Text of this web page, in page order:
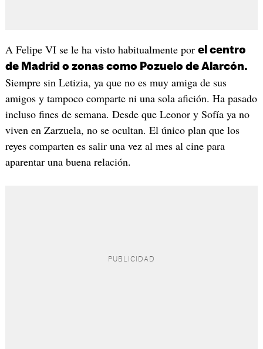
A Felipe VI se le ha visto habitualmente por el centro
de Madrid o zonas como Pozuelo de Alarcón.
Siempre sin Letizia, ya que no es muy amiga de sus
amigos y tampoco comparte ni una sola afición. Ha pasado
incluso fines de semana. Desde que Leonor y Sofía ya no
viven en Zarzuela, no se ocultan. El único plan que los
reyes comparten es salir una vez al mes al cine para
aparentar una buena relación.